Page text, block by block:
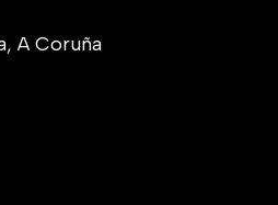
A Coruña